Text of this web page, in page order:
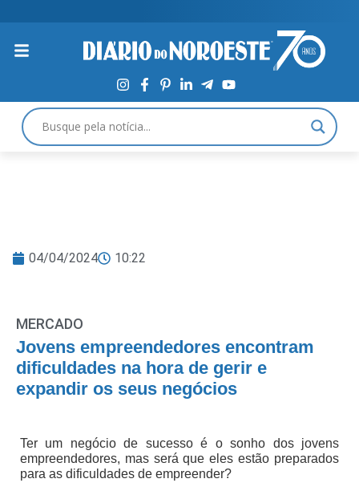
04/04/2024 10:22
MERCADO
Jovens empreendedores encontram
dificuldades na hora de gerir e
expandir os seus negócios
Ter um negócio de sucesso é o sonho dos jovens
empreendedores, mas será que eles estão preparados
para as dificuldades de empreender?